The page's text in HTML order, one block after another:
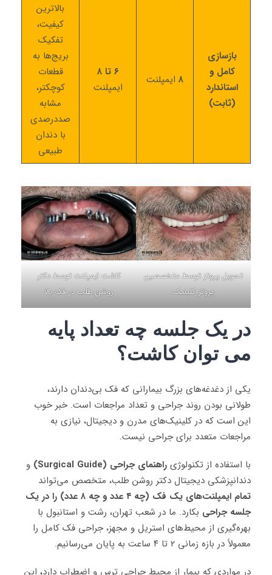
بازسازی
کامل و
استاندارد
(ثابت)
۸ ایمپلنت
۶ تا ۸
ایمپلنت
بالاترین
کیفیت،
تفکیک
بریج‌ها به
قطعات
کوچکتر،
مشابه
صددرصدی
با دندان
طبیعی
تحویل پروتز توسط متخصصین
پروتز کلینیک
کاشت ایمپلنت توسط دکتر
روشن طلب در فک بالا
در یک جلسه چه تعداد پایه
می توان کاشت؟
یکی از دغدغه‌های بزرگ بیمارانی که فک بی‌دندان دارند،
طولانی بودن روند جراحی و تعداد مراجعات است. خبر خوب
این است که در کلینیک‌های مدرن و دیجیتال، نیازی به
مراجعات متعدد برای جراحی نیست.
با استفاده از تکنولوژی راهنمای جراحی (Surgical Guide)
و
دندانپزشکی دیجیتال دکتر روشن طلب، متخصص می‌تواند
تمام ایمپلنت‌های یک فک (چه ۴ عدد و چه ۸ عدد) را در یک
جلسه جراحی بکارد. ما در شعب تهران، رشت و استانبول با
بهره‌گیری از محیط‌های استریل و مجهز، جراحی فک کامل را
معمولاً در بازه زمانی ۲ تا ۴ ساعت به پایان می‌رسانیم.